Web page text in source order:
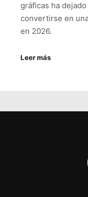
gráficas ha
convertirse en
en 2026.
Leer más